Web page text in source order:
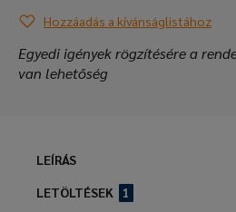
Hozzáadás a kívánságlistához
Egyedi igények rögzítésére a
van lehetőség
LEÍRÁS
LETÖLTÉSEK
1